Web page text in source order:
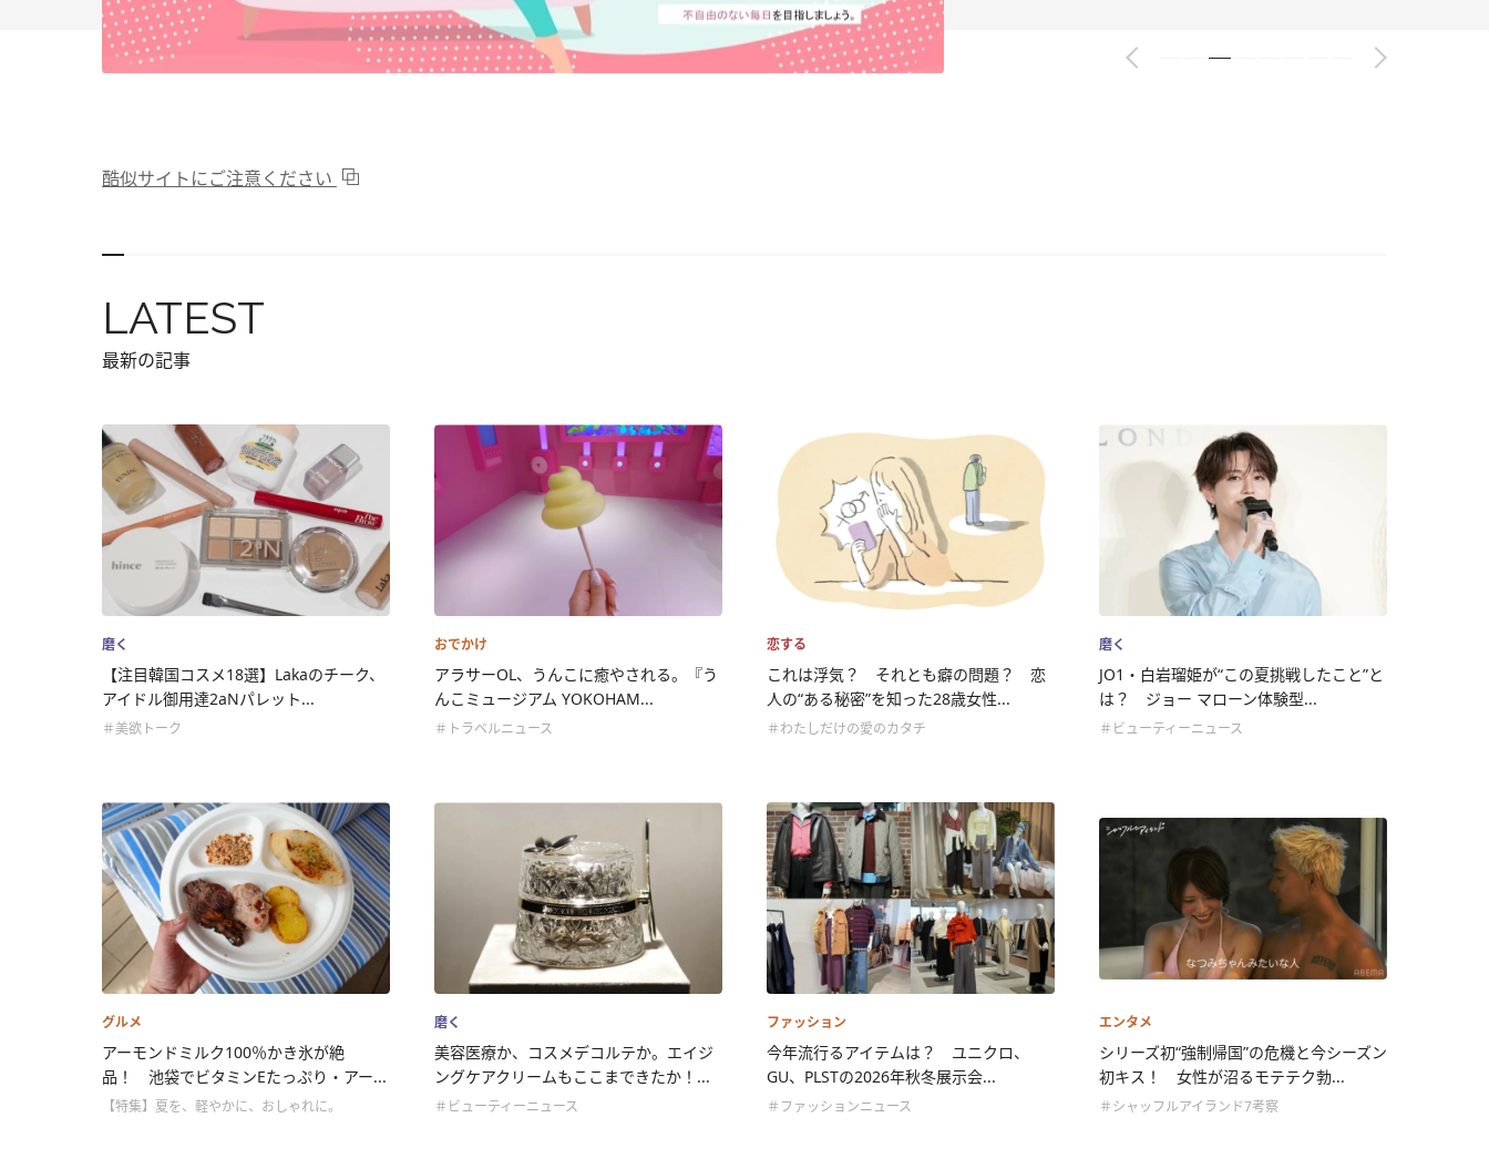
酷似サイトにご注意ください
LATEST
最新の記事
磨く
【注目韓国コスメ18選】Lakaのチーク、
アイドル御用達2aNパレット...
＃美欲トーク
おでかけ
アラサーOL、うんこに癒やされる。『う
んこミュージアム YOKOHAM...
＃トラベルニュース
恋する
これは浮気？ それとも癖の問題？ 恋
人の“ある秘密”を知った28歳女性...
＃わたしだけの愛のカタチ
磨く
JO1・白岩瑠姫が“この夏挑戦したこと”と
は？ ジョー マローン体験型...
＃ビューティーニュース
グルメ
アーモンドミルク100％かき氷が絶
品！ 池袋でビタミンEたっぷり・アー...
【特集】夏を、軽やかに、おしゃれに。
磨く
美容医療か、コスメデコルテか。エイジ
ングケアクリームもここまできたか！...
＃ビューティーニュース
ファッション
今年流行るアイテムは？ ユニクロ、
GU、PLSTの2026年秋冬展示会...
＃ファッションニュース
エンタメ
シリーズ初“強制帰国”の危機と今シーズン
初キス！ 女性が沼るモテテク勃...
＃シャッフルアイランド7考察